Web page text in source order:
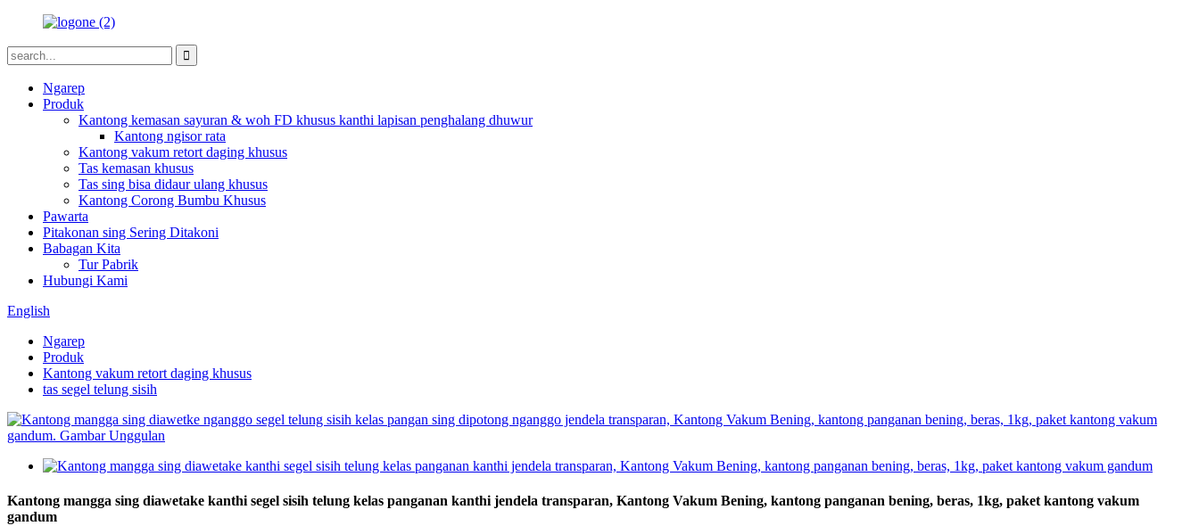
Ngarep
Produk
Kantong kemasan sayuran & woh FD khusus kanthi lapisan penghalang dhuwur
Kantong ngisor rata
Kantong vakum retort daging khusus
Tas kemasan khusus
Tas sing bisa didaur ulang khusus
Kantong Corong Bumbu Khusus
Pawarta
Pitakonan sing Sering Ditakoni
Babagan Kita
Tur Pabrik
Hubungi Kami
English
Ngarep
Produk
Kantong vakum retort daging khusus
tas segel telung sisih
Kantong mangga sing diawetake kanthi segel sisih telung kelas panganan kanthi jendela transparan, Kantong Vakum Bening, kantong panganan bening, beras, 1kg, paket kantong vakum
gandum